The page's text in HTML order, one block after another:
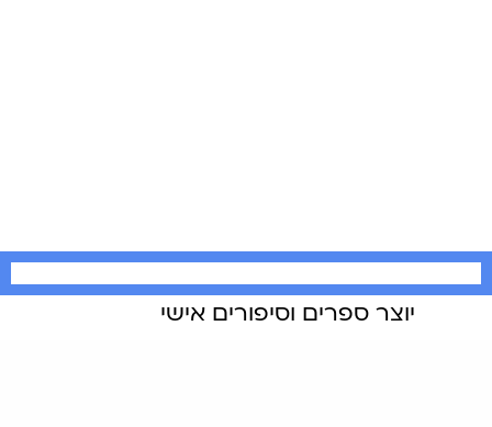
יוצר ספרים וסיפורים אישי